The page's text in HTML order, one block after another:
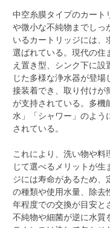
中空糸膜タイプのカート
や微小な不純物までしっ
いるカートリッジには
選ばれている。現代の住
え置き型、シンク下に
じた多様な浄水器が登
接装着でき、取り付けが
が支持されている。多機
水」「シャワー」のよう
されている。
これにより、洗い物や
じて選べるメリットが
ジには寿命があるため
の種類や使用水量、除去
年程度での交換が目安と
不純物や細菌が逆に水質